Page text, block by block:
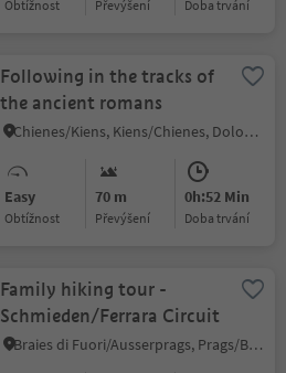
Obtížnost Převýšení doba trvání
Following in the tracks of
the ancient romans
Chienes/Kiens, Kiens/Chienes, Dolomites Region Kronplatz/Plan de Corones
Easy
Obtížnost
70 m
Převýšení
0h:52 Min
doba trvání
Family hiking tour -
Schmieden/Ferrara Circuit
Braies di Fuori/Ausserprags, Prags/Braies, Dolomites Region 3 Zinnen